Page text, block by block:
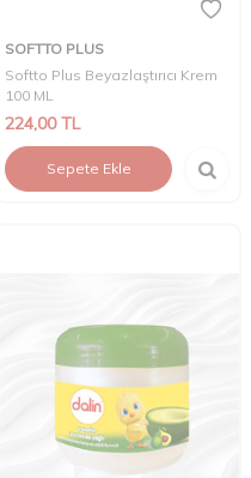
SOFTTO PLUS
Softto Plus Beyazlaştırıcı Krem
100 ML
224,00TL
Sepete Ekle